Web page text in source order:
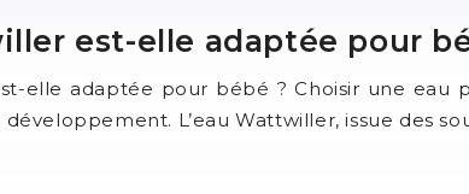
est-elle adaptée pour
elle adaptée pour bébé ? Choisir une
L’eau Wattwiller, issue des